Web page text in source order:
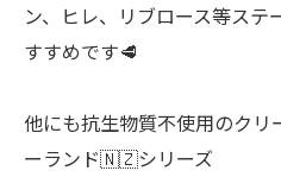
ン、ヒレ、リブロース等ステ
すすめです🥩
他にも抗生物質不使用のク
ーランド🇳🇿シリーズ